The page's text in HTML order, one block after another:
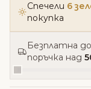
Спечели 6
покупка
Безплатна
поръчка над